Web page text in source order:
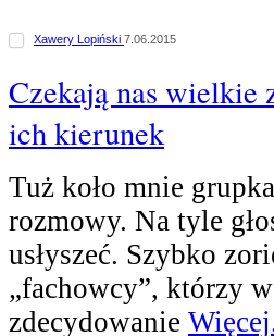
Xawery Lopiński 7.06.2015
Czekają nas wielkie
ich kierunek
Tuż koło mnie
rozmowy. Na tyle
usłyszeć. Szybko
„fachowcy”, którzy
zdecydowanie